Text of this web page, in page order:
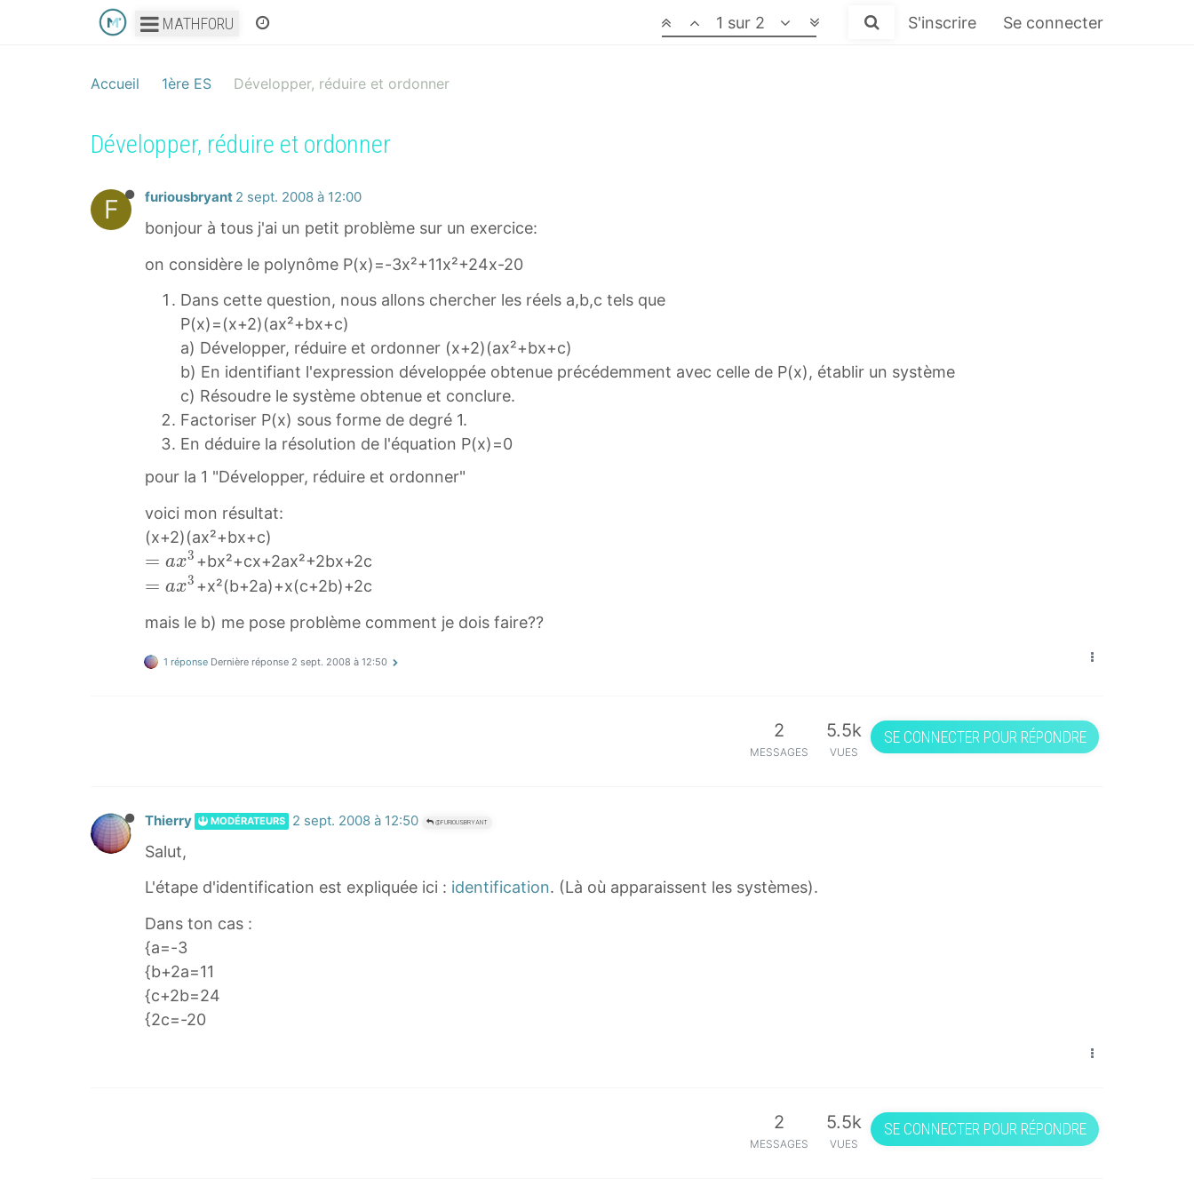
MATHFORU S'inscrire Se connecter
1 sur 2
Accueil 1ère ES Développer, réduire et ordonner
Développer, réduire et ordonner
F furiousbryant 2 sept. 2008 à 12:00
bonjour à tous j'ai un petit problème sur un exercice:
on considère le polynôme P(x)=-3x²+11x²+24x-20
Dans cette question, nous allons chercher les réels a,b,c tels que
P(x)=(x+2)(ax²+bx+c)
a) Développer, réduire et ordonner (x+2)(ax²+bx+c)
b) En identifiant l'expression développée obtenue précédemment avec celle de P(x), établir un système
c) Résoudre le système obtenue et conclure.
Factoriser P(x) sous forme de degré 1.
En déduire la résolution de l'équation P(x)=0
pour la 1 "Développer, réduire et ordonner"
voici mon résultat:
(x+2)(ax²+bx+c)
=
a
3
=
a
= ax3 +bx²+cx+2ax²+2bx+2c
=
x
3
= ax3 +x²(b+2a)+x(c+2b)+2c
mais le b) me pose problème comment je dois faire??
1 réponse Dernière réponse 2 sept. 2008 à 12:50
2
MESSAGES
5.5k
VUES
SE CONNECTER POUR RÉPONDRE
Thierry MODÉRATEURS 2 sept. 2008 à 12:50 @FURIOUSBRYANT
Salut,
L'étape d'identification est expliquée ici : identification. (Là où apparaissent les systèmes).
Dans ton cas :
{a=-3
{b+2a=11
{c+2b=24
{2c=-20
2
MESSAGES
5.5k
VUES
SE CONNECTER POUR RÉPONDRE